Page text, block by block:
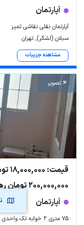
آپارتمان
آپارتمان نقلی نقاشی تمیز
سبلان (لشگر), تهران
مشاهده جزییات
4 تصویر
قیمت: 18,000,000 تومان اجاره
200,000,000 تومان رهن
آپارتمان
۷۵ متری ۲ خوابه تک واحدی ارباب مهدی